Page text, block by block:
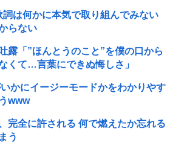
詞は何かに本気で取り組んでみない
らない
露「”ほんとうのこと”を僕の口から
くて…言葉にできぬ悔しさ」
かにイージーモードかをわかりやす
www
完全に許される 何で燃えたか忘れる
う